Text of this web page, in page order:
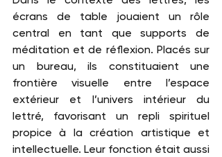
écrans de table jouaient un rôle
central en tant que supports de
méditation et de réflexion. Placés sur
un bureau, ils constituaient une
frontière visuelle entre l’espace
extérieur et l’univers intérieur du
lettré, favorisant un repli spirituel
propice à la création artistique et
intellectuelle. Leur fonction était aussi